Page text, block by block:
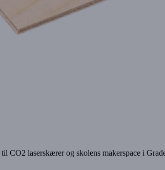
CO2 laserskærer og skolens makerspace i